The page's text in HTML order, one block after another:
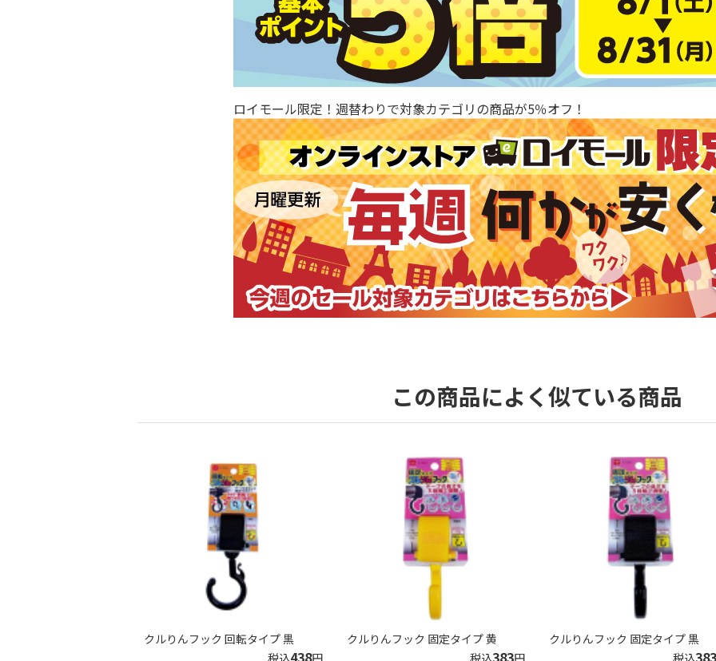
ロイモール限定！週替わりで対象カテゴリの商品が5％オフ！
この商品によく似ている商品
クルりんフック 回転タイプ 黒
クルりんフック 固定タイプ 黄
クルりんフック 固定タイプ 黒